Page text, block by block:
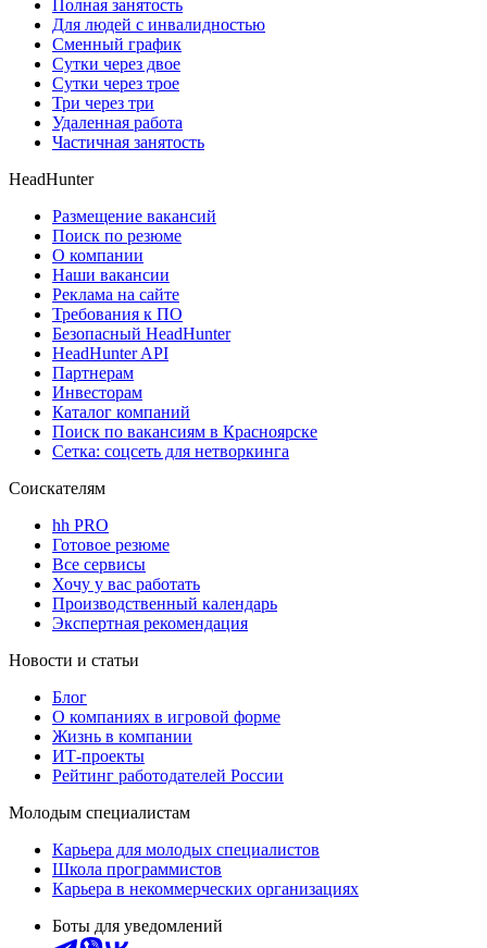
Полная занятость
Для людей с инвалидностью
Сменный график
Сутки через двое
Сутки через трое
Три через три
Удаленная работа
Частичная занятость
HeadHunter
Размещение вакансий
Поиск по резюме
О компании
Наши вакансии
Реклама на сайте
Требования к ПО
Безопасный HeadHunter
HeadHunter API
Партнерам
Инвесторам
Каталог компаний
Поиск по вакансиям в Красноярске
Сетка: соцсеть для нетворкинга
Соискателям
hh PRO
Готовое резюме
Все сервисы
Хочу у вас работать
Производственный календарь
Экспертная рекомендация
Новости и статьи
Блог
О компаниях в игровой форме
Жизнь в компании
ИТ-проекты
Рейтинг работодателей России
Молодым специалистам
Карьера для молодых специалистов
Школа программистов
Карьера в некоммерческих организациях
Боты для уведомлений